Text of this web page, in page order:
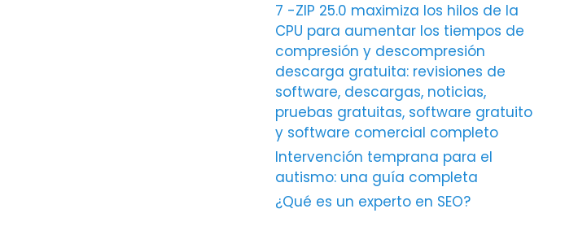
7 -ZIP 25.0 maximiza los hilos de la
CPU para aumentar los tiempos de
compresión y descompresión
descarga gratuita: revisiones de
software, descargas, noticias,
pruebas gratuitas, software gratuito
y software comercial completo
Intervención temprana para el
autismo: una guía completa
¿Qué es un experto en SEO?